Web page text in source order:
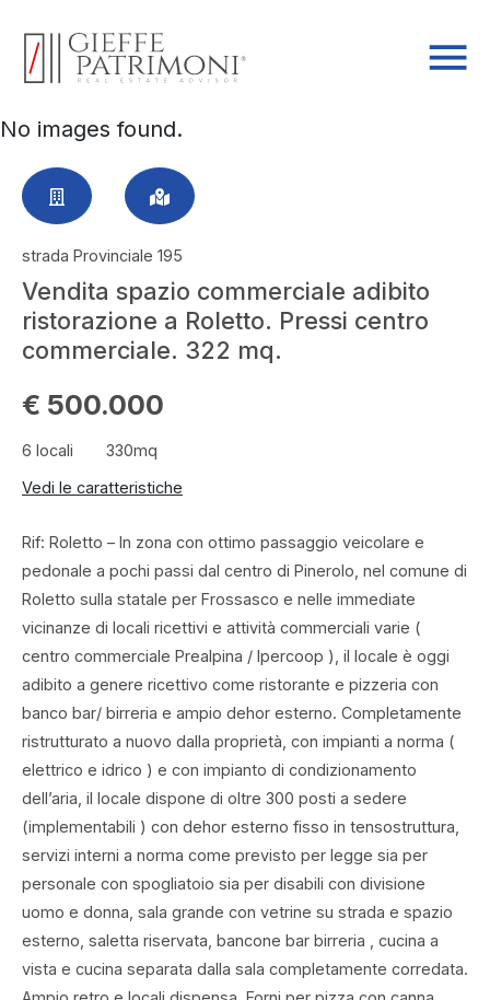
No images found.
strada Provinciale 195
Vendita spazio commerciale adibito
ristorazione a Roletto. Pressi centro
commerciale. 322 mq.
€ 500.000
6 locali
330mq
Vedi le caratteristiche
Rif: Roletto – In zona con ottimo passaggio veicolare e
pedonale a pochi passi dal centro di Pinerolo, nel comune di
Roletto sulla statale per Frossasco e nelle immediate
vicinanze di locali ricettivi e attività commerciali varie (
centro commerciale Prealpina / Ipercoop ), il locale è oggi
adibito a genere ricettivo come ristorante e pizzeria con
banco bar/ birreria e ampio dehor esterno. Completamente
ristrutturato a nuovo dalla proprietà, con impianti a norma (
elettrico e idrico ) e con impianto di condizionamento
dell’aria, il locale dispone di oltre 300 posti a sedere
(implementabili ) con dehor esterno fisso in tensostruttura,
servizi interni a norma come previsto per legge sia per
personale con spogliatoio sia per disabili con divisione
uomo e donna, sala grande con vetrine su strada e spazio
esterno, saletta riservata, bancone bar birreria , cucina a
vista e cucina separata dalla sala completamente corredata.